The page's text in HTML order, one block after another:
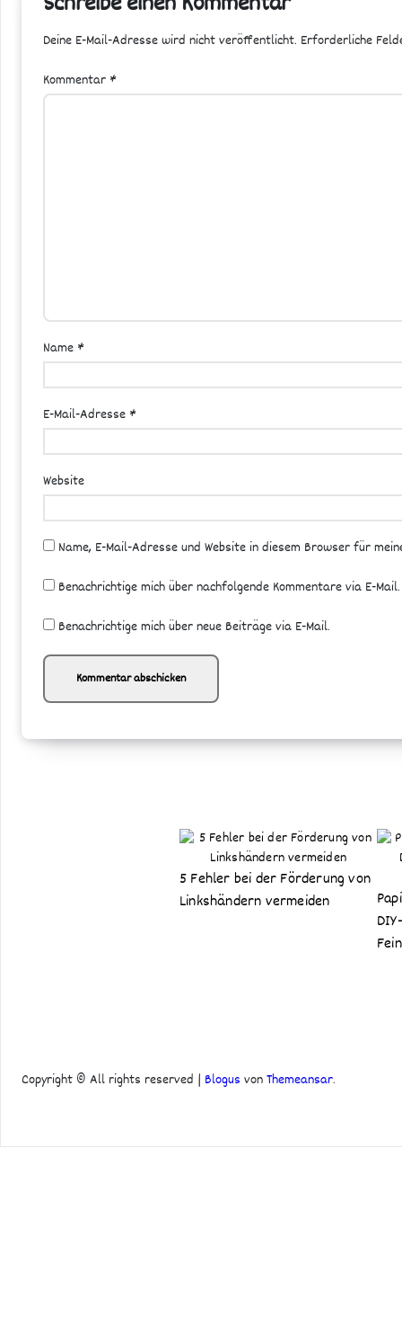
Deine E-Mail-Adresse wird nicht veröffentlicht. Erforderliche
Kommentar *
Name *
E-Mail-Adresse *
Website
Name, E-Mail-Adresse und Website in diesem Browser für
Benachrichtige mich über nachfolgende Kommentare via E-Mail.
Benachrichtige mich über neue Beiträge via E-Mail.
5 Fehler bei der Förderung von
Linkshändern vermeiden
Copyright © All rights reserved | Blogus vonThemeansar.